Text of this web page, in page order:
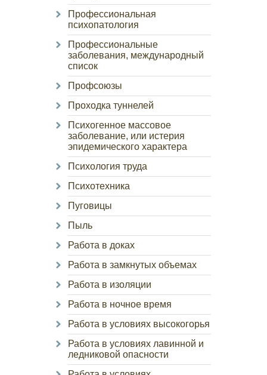
Профессиональная
психопатология
Профессиональные
заболевания, международный
список
Профсоюзы
Проходка туннелей
Психогенное массовое
заболевание, или истерия
эпидемического характера
Психология труда
Психотехника
Пуговицы
Пыль
Работа в доках
Работа в замкнутых объемах
Работа в изоляции
Работа в ночное время
Работа в условиях высокогорья
Работа в условиях лавинной и
ледниковой опасности